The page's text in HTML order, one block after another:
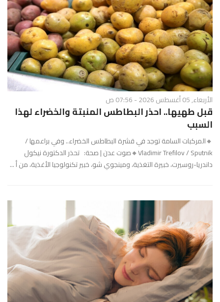
الأربعاء, 05 أغسطس 2026 - 07:56 ص
قبل طهيها.. احذر البطاطس المنبتة والخضراء لهذا
السبب
🔸المركبات السامة توجد في قشرة البطاطس الخضراء.. وفي براعمها /
Vladimir Trefilov / Sputnik🔸صوت عدن | صحة: تحذر الدكتورة نيكول
داندريا-روسيرت، خبيرة التغذية، ومينجوي شو، خبير تكنولوجيا الأغذية، من أ ...